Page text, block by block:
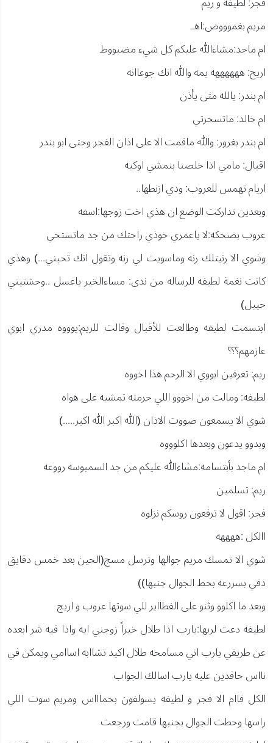
مريم بغموووض:اهـ
ام ماجد:مشاءالله عليكم كل شيء مضبووط
اريج: ههههههه يمه والله انك جوعاانه
ام بندر: يالله متى يأذن
ام خالد: ماتسحرتي
ام بندر بغرور: والله ماقمت الا على اذان الفجر وحتى ابو بندر
اقبال: مامي اذا خلصنا بنمشي اوكيه
اريام تهمس للعروب: ودي ازنطها..
وبعدين تداركت الوضع ان هذي اخت زوجها:اسفه
عروب بضحكه:لا ياعمري خوذي راحتك من جد ماتستحي
وشوي الا رنيتلك رنه وماسويت لي رنه وتقول انك تحبني...) وهذي
كانت نغمة لطيفه للرساله من ندى: مساءالخير ياعسل ..وحشتيني
حييل)
ابتسمت لطيفه وطالعت للأقبال وقالت للريم:يوووه مدري ابوي
عازمهم؟؟؟
ريم: تعرفين ابووي الا الرحم هذا اخووه
لطيفه: ومالت من اخووو اللي حرمته تمشيه على هواه
شوي الا يسمعون صووت الاذان (الله اكبر الله اكبر.....)
وبدوو يدعون وبعدها اكلوووه
ام ماجد بأبتسامه:مشاءالله عليكم من جد السمبوسه رووعه
ريم: تسلمين
فجر: اقول لا ترفعون روسكم نزلوه
االكل :ههههه
شوي الا تمسك مريم جوالها وترسل مسج(الحين بعد خمس دقايق
دقي بسررعه بحط الجوال جنبها))
وبعد ما اكلوو وثنو على الفطااير للي سوتها عروب و اريج
لطيفه دعت لربها:يارب اذا طلال خيراً زوجني ايه واذا فيه شر ابعده
عن طريقي يارب اني مسامحه طلال اكيد تشاابه اساامي ويمكن في
نااس حاقدين عليه يارب اسالك الجواب
الكل قاام الا فجر و لطيفه يسولفون بحماااس ومريم سوت اللي
راسها وحطت الجوال بجنبها قامت ورجعت